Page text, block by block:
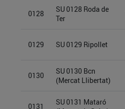
0128
SU 0128 Roda de
Ter
0129 SU 0129 Ripollet
0130
SU 0130 Bcn
(Mercat Llibertat)
0131
SU 0131 Mataró